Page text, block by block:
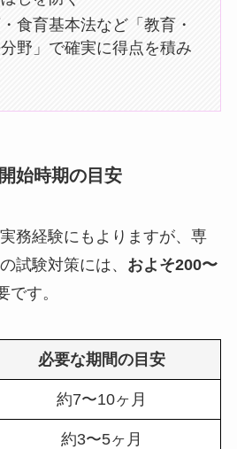
食育基本法など「教育・
野」で確実に得点を積み
始時期の目安
務経験にもよりますが、専
試験対策には、 およそ200〜
です。
必要な期間の目安
約7〜10ヶ月
約3〜5ヶ月